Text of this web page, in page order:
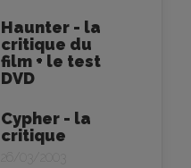
Haunter - la
critique du
film + le test
DVD
Cypher - la
critique